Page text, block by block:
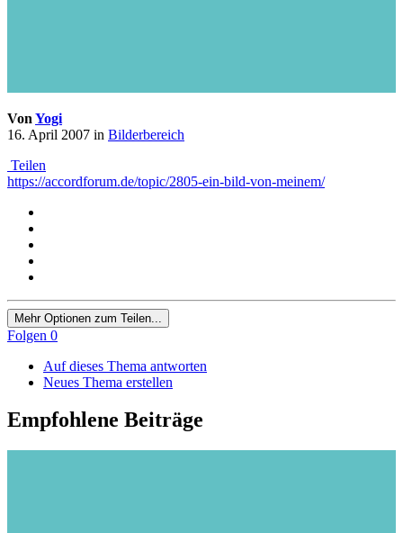
Von Yogi
16. April 2007 in Bilderbereich
Teilen
https://accordforum.de/topic/2805-ein-bild-von-meinem/
Mehr Optionen zum Teilen...
Folgen 0
Auf dieses Thema antworten
Neues Thema erstellen
Empfohlene Beiträge